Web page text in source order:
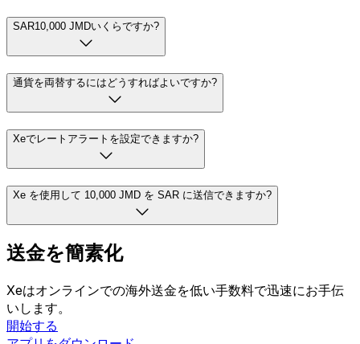
SAR10,000 JMDいくらですか?
通貨を両替するにはどうすればよいですか?
Xeでレートアラートを設定できますか?
Xe を使用して 10,000 JMD を SAR に送信できますか?
送金を簡素化
Xeはオンラインでの海外送金を低い手数料で迅速にお手伝
いします。
開始する